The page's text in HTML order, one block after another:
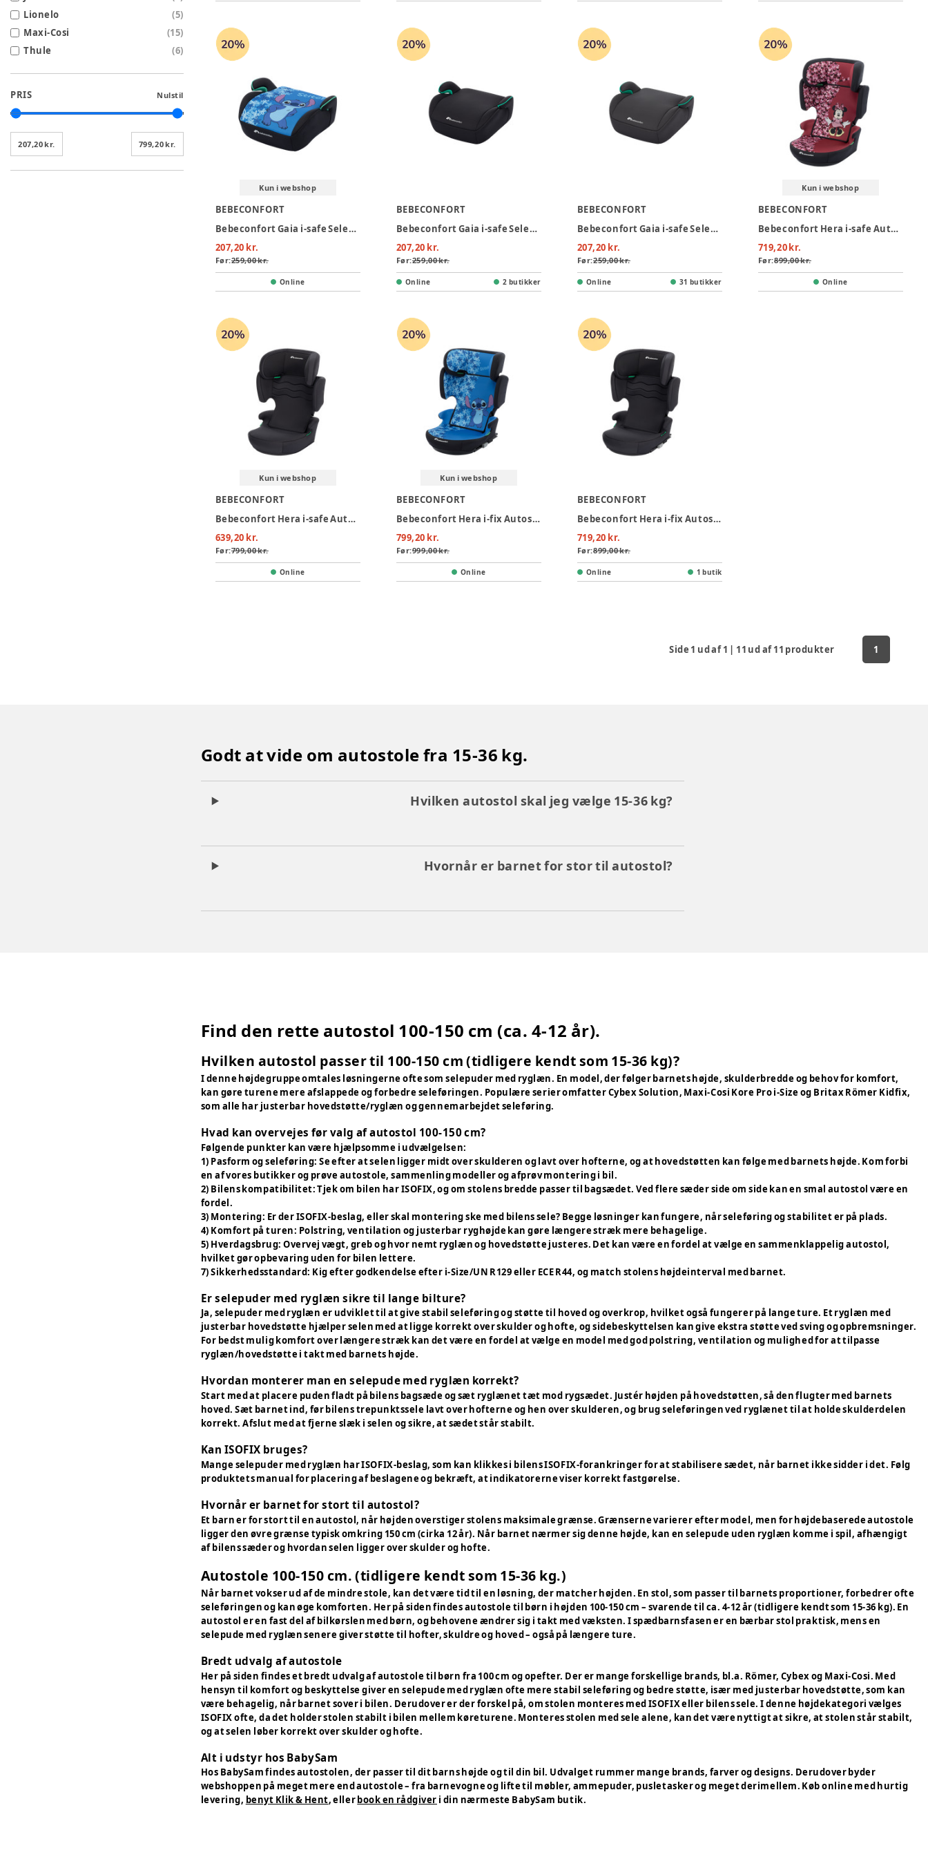
Lionelo
(5)
Maxi-Cosi
(15)
Thule
(6)
PRIS Nulstil
207,20 kr. 799,20 kr.
Kun i webshop
BEBECONFORT
Bebeconfort Gaia i-safe Selepude - Fun Stitch
207,20 kr.
Før:259,00 kr.
Online
BEBECONFORT
Bebeconfort Gaia i-safe Selepude - Mineral Black
207,20 kr.
Før:259,00 kr.
Online 2 butikker
BEBECONFORT
Bebeconfort Gaia i-safe Selepude - Mineral Graphite
207,20 kr.
Før:259,00 kr.
Online 31 butikker
Kun i webshop
BEBECONFORT
Bebeconfort Hera i-safe Autostol - Fun Minnie
719,20 kr.
Før:899,00 kr.
Online
Kun i webshop
BEBECONFORT
Bebeconfort Hera i-safe Autostol - Mineral Black
639,20 kr.
Før:799,00 kr.
Online
Kun i webshop
BEBECONFORT
Bebeconfort Hera i-fix Autostol - Fun Stitch
799,20 kr.
Før:999,00 kr.
Online
BEBECONFORT
Bebeconfort Hera i-fix Autostol - Mineral Black
719,20 kr.
Før:899,00 kr.
Online 1 butik
Side 1 ud af1 | 11 ud af11 produkter 1
Godt at vide om autostole fra 15-36 kg.
Hvilken autostol skal jeg vælge 15-36 kg?
Hvornår er barnet for stor til autostol?
Find den rette autostol 100-150 cm (ca. 4-12 år).
Hvilken autostol passer til 100-150 cm (tidligere kendt som 15-36 kg)?
I denne højdegruppe omtales løsningerne ofte som selepuder med ryglæn. En model, der følger barnets højde, skulderbredde og behov for komfort,
kan gøre turene mere afslappede og forbedre seleføringen. Populære serier omfatter Cybex Solution, Maxi-Cosi Kore Pro i-Size og Britax Römer Kidfix,
som alle har justerbar hovedstøtte/ryglæn og gennemarbejdet seleføring.
Hvad kan overvejes før valg af autostol 100-150 cm?
Følgende punkter kan være hjælpsomme i udvælgelsen:
1) Pasform og seleføring: Se efter at selen ligger midt over skulderen og lavt over hofterne, og at hovedstøtten kan følge med barnets højde. Kom forbi
en af vores butikker og prøve autostole, sammenling modeller og afprøv montering i bil.
2) Bilens kompatibilitet: Tjek om bilen har ISOFIX, og om stolens bredde passer til bagsædet. Ved flere sæder side om side kan en smal autostol være en
fordel.
3) Montering: Er der ISOFIX-beslag, eller skal montering ske med bilens sele? Begge løsninger kan fungere, når seleføring og stabilitet er på plads.
4) Komfort på turen: Polstring, ventilation og justerbar ryghøjde kan gøre længere stræk mere behagelige.
5) Hverdagsbrug: Overvej vægt, greb og hvor nemt ryglæn og hovedstøtte justeres. Det kan være en fordel at vælge en sammenklappelig autostol,
hvilket gør opbevaring uden for bilen lettere.
7) Sikkerhedsstandard: Kig efter godkendelse efter i-Size/UN R129 eller ECE R44, og match stolens højdeinterval med barnet.
Er selepuder med ryglæn sikre til lange bilture?
Ja, selepuder med ryglæn er udviklet til at give stabil seleføring og støtte til hoved og overkrop, hvilket også fungerer på lange ture. Et ryglæn med
justerbar hovedstøtte hjælper selen med at ligge korrekt over skulder og hofte, og sidebeskyttelsen kan give ekstra støtte ved sving og opbremsninger.
For bedst mulig komfort over længere stræk kan det være en fordel at vælge en model med god polstring, ventilation og mulighed for at tilpasse
ryglæn/hovedstøtte i takt med barnets højde.
Hvordan monterer man en selepude med ryglæn korrekt?
Start med at placere puden fladt på bilens bagsæde og sæt ryglænet tæt mod rygsædet. Justér højden på hovedstøtten, så den flugter med barnets
hoved. Sæt barnet ind, før bilens trepunktssele lavt over hofterne og hen over skulderen, og brug seleføringen ved ryglænet til at holde skulderdelen
korrekt. Afslut med at fjerne slæk i selen og sikre, at sædet står stabilt.
Kan ISOFIX bruges?
Mange selepuder med ryglæn har ISOFIX-beslag, som kan klikkes i bilens ISOFIX-forankringer for at stabilisere sædet, når barnet ikke sidder i det. Følg
produktets manual for placering af beslagene og bekræft, at indikatorerne viser korrekt fastgørelse.
Hvornår er barnet for stort til autostol?
Et barn er for stort til en autostol, når højden overstiger stolens maksimale grænse. Grænserne varierer efter model, men for højdebaserede autostole
ligger den øvre grænse typisk omkring 150 cm (cirka 12 år). Når barnet nærmer sig denne højde, kan en selepude uden ryglæn komme i spil, afhængigt
af bilens sæder og hvordan selen ligger over skulder og hofte.
Autostole 100-150 cm. (tidligere kendt som 15-36 kg.)
Når barnet vokser ud af de mindre stole, kan det være tid til en løsning, der matcher højden. En stol, som passer til barnets proportioner, forbedrer ofte
seleføringen og kan øge komforten. Her på siden findes autostole til børn i højden 100-150 cm – svarende til ca. 4-12 år (tidligere kendt som 15-36 kg). En
autostol er en fast del af bilkørslen med børn, og behovene ændrer sig i takt med væksten. I spædbarnsfasen er en bærbar stol praktisk, mens en
selepude med ryglæn senere giver støtte til hofter, skuldre og hoved – også på længere ture.
Bredt udvalg af autostole
Her på siden findes et bredt udvalg af autostole til børn fra 100 cm og opefter. Der er mange forskellige brands, bl.a. Römer, Cybex og Maxi-Cosi. Med
hensyn til komfort og beskyttelse giver en selepude med ryglæn ofte mere stabil seleføring og bedre støtte, især med justerbar hovedstøtte, som kan
være behagelig, når barnet sover i bilen. Derudover er der forskel på, om stolen monteres med ISOFIX eller bilens sele. I denne højdekategori vælges
ISOFIX ofte, da det holder stolen stabilt i bilen mellem køreturene. Monteres stolen med sele alene, kan det være nyttigt at sikre, at stolen står stabilt,
og at selen løber korrekt over skulder og hofte.
Alt i udstyr hos BabySam
Hos BabySam findes autostolen, der passer til dit barns højde og til din bil. Udvalget rummer mange brands, farver og designs. Derudover byder
webshoppen på meget mere end autostole – fra barnevogne og lifte til møbler, ammepuder, pusletasker og meget derimellem. Køb online med hurtig
levering, benyt Klik & Hent, eller book en rådgiver i din nærmeste BabySam butik.